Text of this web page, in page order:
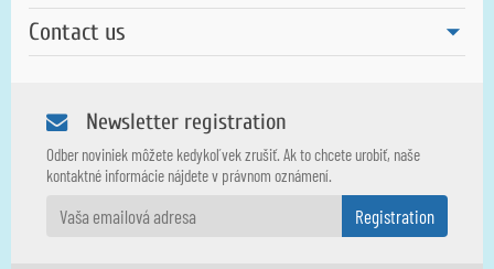
Contact us
Newsletter registration
Odber noviniek môžete kedykoľvek zrušiť. Ak to chcete urobiť, naše
kontaktné informácie nájdete v právnom oznámení.